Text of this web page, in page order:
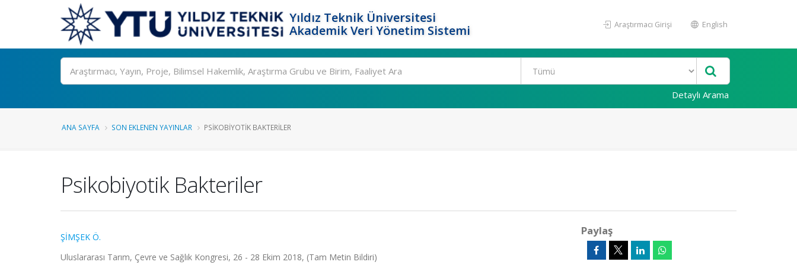
Yıldız Teknik Üniversitesi
Akademik Veri Yönetim Sistemi
Araştırmacı Girişi English
Ara
Detaylı Arama
ANA SAYFA SON EKLENEN YAYINLAR PSIKOBIYOTIK BAKTERILER
Psikobiyotik Bakteriler
ŞİMŞEK Ö.
Uluslararası Tarım, Çevre ve Sağlık Kongresi, 26 - 28 Ekim 2018, (Tam Metin Bildiri)
Paylaş